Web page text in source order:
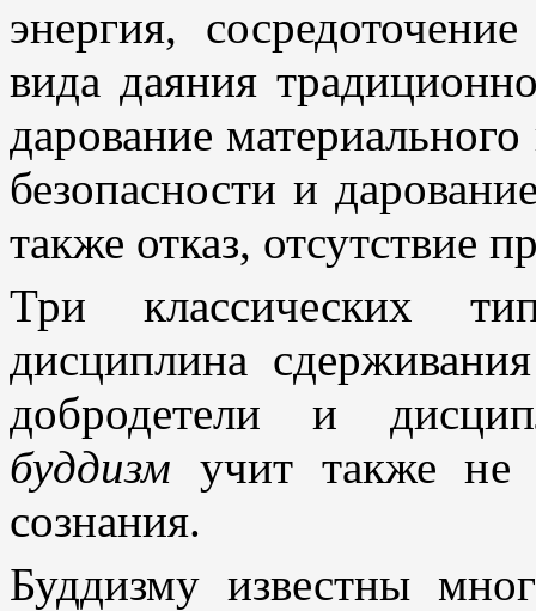
энергия,
вида даяния
дарование
безопасности и
также отказ, отсутствие
Три классических
дисциплина
добродетели и
буддизм учит также
сознания.
Буддизму известны